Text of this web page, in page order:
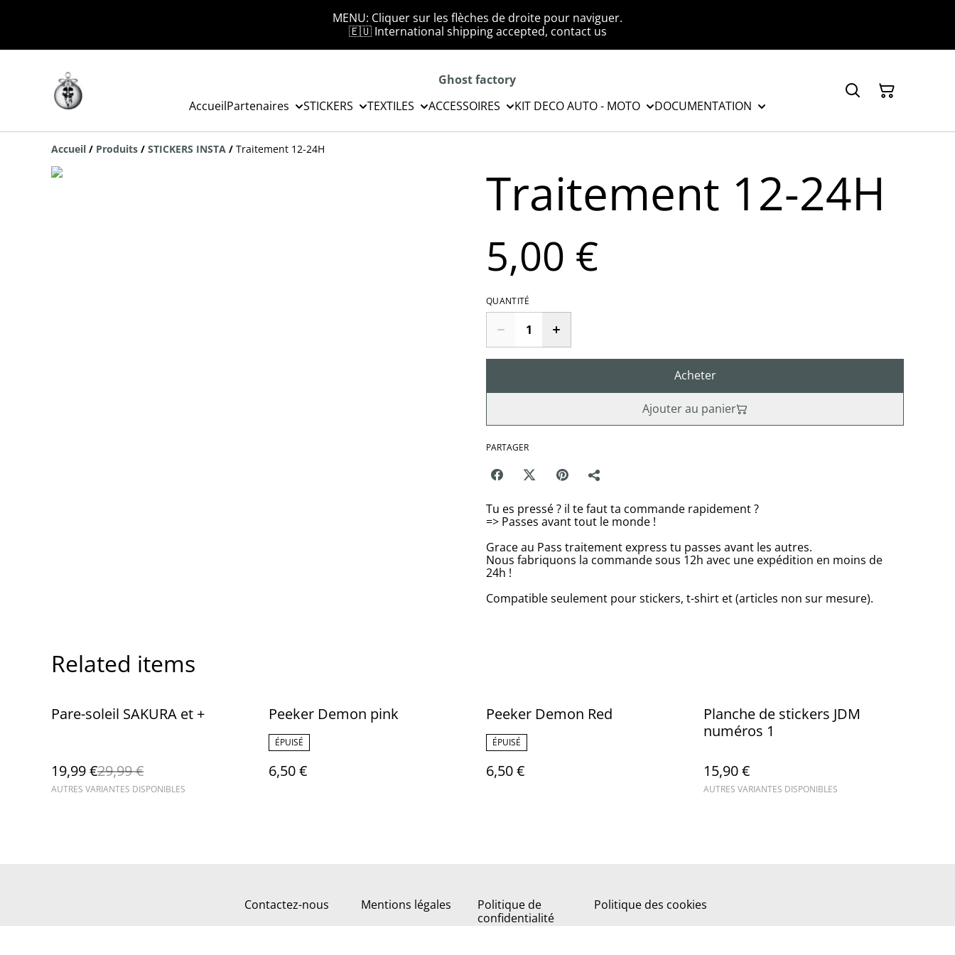
MENU: Cliquer sur les flèches de droite pour naviguer.
🇪🇺 International shipping accepted, contact us
Ghost factory
AccueilPartenaires STICKERS TEXTILES ACCESSOIRES KIT DECO AUTO - MOTO DOCUMENTATION
Accueil / Produits / STICKERS INSTA / Traitement 12-24H
Traitement 12-24H
5,00 €
QUANTITÉ
Acheter
Ajouter au panier
PARTAGER
Tu es pressé ? il te faut ta commande rapidement ?
=> Passes avant tout le monde !
Grace au Pass traitement express tu passes avant les autres.
Nous fabriquons la commande sous 12h avec une expédition en moins de
24h !
Compatible seulement pour stickers, t-shirt et (articles non sur mesure).
Related items
%
Pare-soleil SAKURA et +
19,99 €29,99 €
AUTRES VARIANTES DISPONIBLES
Peeker Demon pink
ÉPUISÉ
6,50 €
Peeker Demon Red
ÉPUISÉ
6,50 €
Planche de stickers JDM
numéros 1
15,90 €
AUTRES VARIANTES DISPONIBLES
Contactez-nous Mentions légales
Politique de
confidentialité
Politique des cookies